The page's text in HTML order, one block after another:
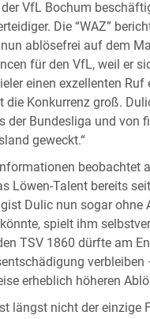
VfL Bochum
Die “WAZ”
ablösefrei auf dem
für den VfL, weil er
einen exzellenten Ruf
die Konkurrenz groß.
der Bundesliga und von
geweckt.“
beobachtet
Löwen-Talent bereits
Dulic nun sogar ohne
spielt ihm
TSV 1860 dürfte am
verbleiben
erheblich höheren
längst nicht der einzige